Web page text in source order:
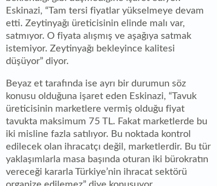
Eskinazi, “Tam tersi fiyatlar yükselmeye devam
etti. Zeytinyağı üreticisinin elinde malı var,
satmıyor. O fiyata alışmış ve aşağıya satmak
istemiyor. Zeytinyağı bekleyince kalitesi
düşüyor” diyor.
Beyaz et tarafında ise ayrı bir durumun söz
konusu olduğuna işaret eden Eskinazi, “Tavuk
üreticisinin marketlere vermiş olduğu fiyat
tavukta maksimum 75 TL. Fakat marketlerde bu
iki misline fazla satılıyor. Bu noktada kontrol
edilecek olan ihracatçı değil, marketlerdir. Bu tür
yaklaşımlarla masa başında oturan iki bürokratın
vereceği kararla Türkiye’nin ihracat sektörü